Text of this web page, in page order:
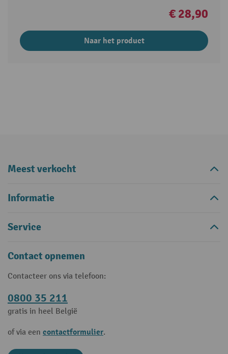
€ 28,90
Naar het product
Meest verkocht
Informatie
Service
Contact opnemen
Contacteer ons via telefoon:
0800 35 211
gratis in heel België
of via een contactformulier.